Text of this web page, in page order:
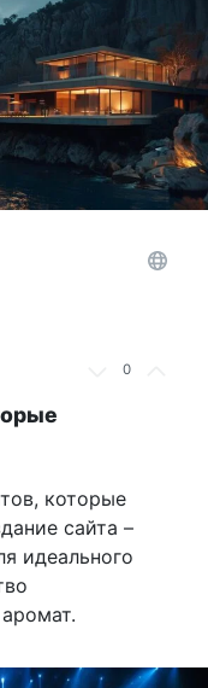
0
которые
сайта –
идеального